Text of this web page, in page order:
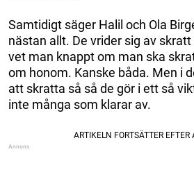
Samtidigt säger Halil och Ola
nästan allt. De vrider sig av
vet man knappt om man ska
om honom. Kanske båda. Men i
att skratta så så de gör i ett så
inte många som klarar av.